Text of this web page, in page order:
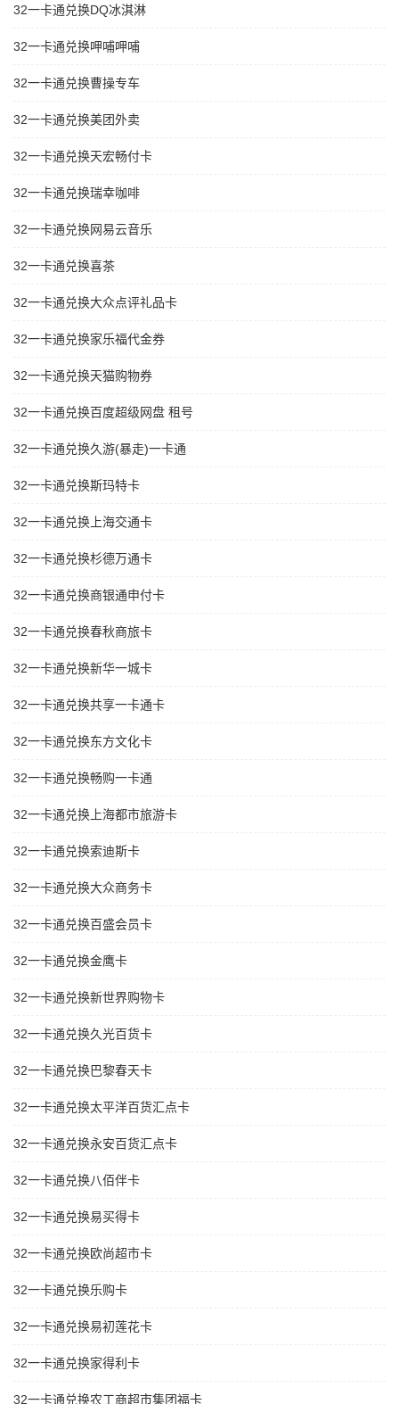
32一卡通兑换DQ冰淇淋
32一卡通兑换呷哺呷哺
32一卡通兑换曹操专车
32一卡通兑换美团外卖
32一卡通兑换天宏畅付卡
32一卡通兑换瑞幸咖啡
32一卡通兑换网易云音乐
32一卡通兑换喜茶
32一卡通兑换大众点评礼品卡
32一卡通兑换家乐福代金券
32一卡通兑换天猫购物券
32一卡通兑换百度超级网盘 租号
32一卡通兑换久游(暴走)一卡通
32一卡通兑换斯玛特卡
32一卡通兑换上海交通卡
32一卡通兑换杉德万通卡
32一卡通兑换商银通申付卡
32一卡通兑换春秋商旅卡
32一卡通兑换新华一城卡
32一卡通兑换共享一卡通卡
32一卡通兑换东方文化卡
32一卡通兑换畅购一卡通
32一卡通兑换上海都市旅游卡
32一卡通兑换索迪斯卡
32一卡通兑换大众商务卡
32一卡通兑换百盛会员卡
32一卡通兑换金鹰卡
32一卡通兑换新世界购物卡
32一卡通兑换久光百货卡
32一卡通兑换巴黎春天卡
32一卡通兑换太平洋百货汇点卡
32一卡通兑换永安百货汇点卡
32一卡通兑换八佰伴卡
32一卡通兑换易买得卡
32一卡通兑换欧尚超市卡
32一卡通兑换乐购卡
32一卡通兑换易初莲花卡
32一卡通兑换家得利卡
32一卡通兑换农工商超市集团福卡